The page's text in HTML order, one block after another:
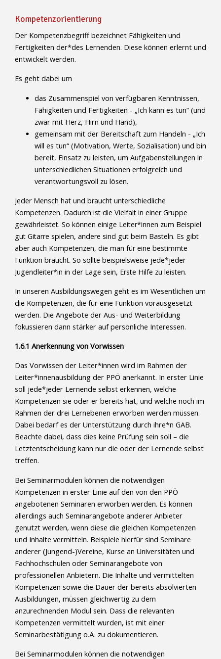
Kompetenzorientierung
Der Kompetenzbegriff bezeichnet Fähigkeiten und
Fertigkeiten der*des Lernenden. Diese können erlernt und
entwickelt werden.
Es geht dabei um
das Zusammenspiel von verfügbaren Kenntnissen,
Fähigkeiten und Fertigkeiten - „Ich kann es tun“ (und
zwar mit Herz, Hirn und Hand),
gemeinsam mit der Bereitschaft zum Handeln - „Ich
will es tun“ (Motivation, Werte, Sozialisation) und bin
bereit, Einsatz zu leisten, um Aufgabenstellungen in
unterschiedlichen Situationen erfolgreich und
verantwortungsvoll zu lösen.
Jeder Mensch hat und braucht unterschiedliche
Kompetenzen. Dadurch ist die Vielfalt in einer Gruppe
gewährleistet. So können einige Leiter*innen zum Beispiel
gut Gitarre spielen, andere sind gut beim Basteln. Es gibt
aber auch Kompetenzen, die man für eine bestimmte
Funktion braucht. So sollte beispielsweise jede*jeder
Jugendleiter*in in der Lage sein, Erste Hilfe zu leisten.
In unseren Ausbildungswegen geht es im Wesentlichen um
die Kompetenzen, die für eine Funktion vorausgesetzt
werden. Die Angebote der Aus- und Weiterbildung
fokussieren dann stärker auf persönliche Interessen.
1.6.1 Anerkennung von Vorwissen
Das Vorwissen der Leiter*innen wird im Rahmen der
Leiter*innenausbildung der PPÖ anerkannt. In erster Linie
soll jede*jeder Lernende selbst erkennen, welche
Kompetenzen sie oder er bereits hat, und welche noch im
Rahmen der drei Lernebenen erworben werden müssen.
Dabei bedarf es der Unterstützung durch ihre*n GAB.
Beachte dabei, dass dies keine Prüfung sein soll – die
Letztentscheidung kann nur die oder der Lernende selbst
treffen.
Bei Seminarmodulen können die notwendigen
Kompetenzen in erster Linie auf den von den PPÖ
angebotenen Seminaren erworben werden. Es können
allerdings auch Seminarangebote anderer Anbieter
genutzt werden, wenn diese die gleichen Kompetenzen
und Inhalte vermitteln. Beispiele hierfür sind Seminare
anderer (Jungend-)Vereine, Kurse an Universitäten und
Fachhochschulen oder Seminarangebote von
professionellen Anbietern. Die Inhalte und vermittelten
Kompetenzen sowie die Dauer der bereits absolvierten
Ausbildungen, müssen gleichwertig zu dem
anzurechnenden Modul sein. Dass die relevanten
Kompetenzen vermittelt wurden, ist mit einer
Seminarbestätigung o.Ä. zu dokumentieren.
Bei Seminarmodulen können die notwendigen